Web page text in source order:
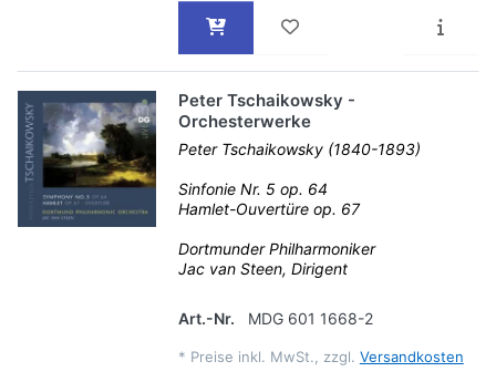
Peter Tschaikowsky -
Orchesterwerke
Peter Tschaikowsky (1840-1893)
Sinfonie Nr. 5 op. 64
Hamlet-Ouvertüre op. 67
Dortmunder Philharmoniker
Jac van Steen, Dirigent
Art.-Nr. MDG 601 1668-2
* Preise inkl. MwSt., zzgl. Versandkosten